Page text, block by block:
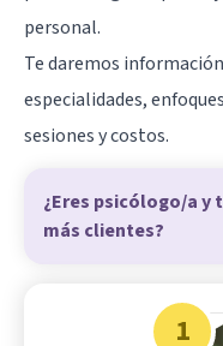
personal.
Te daremos
especialidades,
sesiones y costos.
¿Eres psicólogo/a y
más clientes?
1